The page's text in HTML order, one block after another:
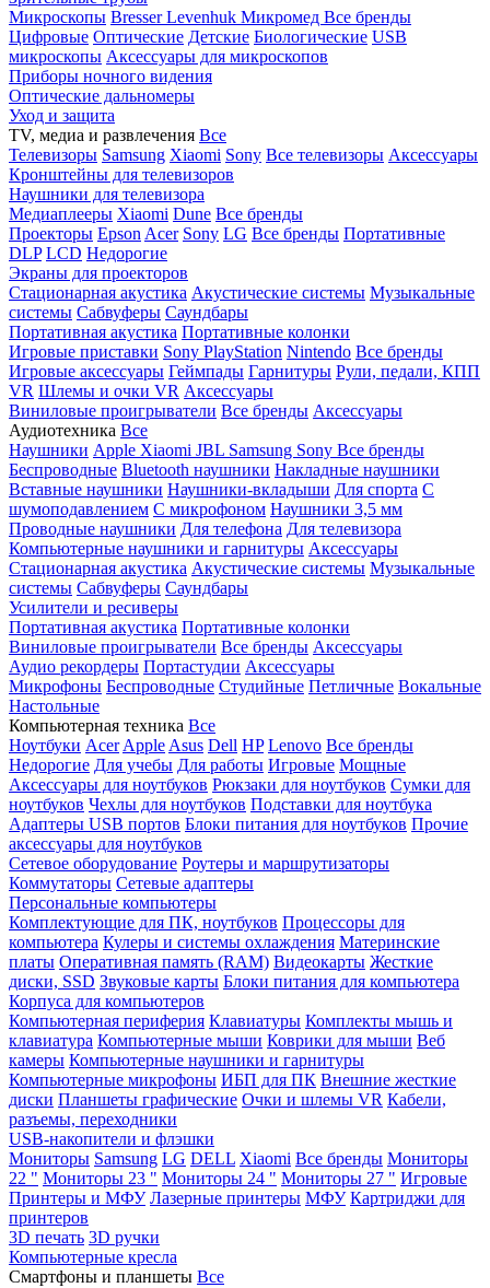
Микроскопы BresserLevenhuk Микромед Все бренды
Цифровые Оптические Детские Биологические USB
микроскопы Аксессуары для микроскопов
Приборы ночного видения
Оптические дальномеры
Уход и защита
TV, медиа и развлечения Все
Телевизоры Samsung Xiaomi Sony Все телевизоры Аксессуары
Кронштейны для телевизоров
Наушники для телевизора
Медиаплееры Xiaomi Dune Все бренды
Проекторы Epson Acer Sony LG Все бренды Портативные
DLP LCD Недорогие
Экраны для проекторов
Стационарная акустика Акустические системы Музыкальные
системы Сабвуферы Саундбары
Портативная акустика Портативные колонки
Игровые приставки Sony PlayStation Nintendo Все бренды
Игровые аксессуары Геймпады Гарнитуры Рули, педали, КПП
VR Шлемы и очки VR Аксессуары
Виниловые проигрыватели Все бренды Аксессуары
Аудиотехника Все
Наушники Apple Xiaomi JBL Samsung Sony Все бренды
Беспроводные Bluetooth наушники Накладные наушники
Вставные наушники Наушники-вкладыши Для спорта С
шумоподавлением С микрофоном Наушники 3,5 мм
Проводные наушники Для телефона Для телевизора
Компьютерные наушники и гарнитуры Аксессуары
Стационарная акустика Акустические системы Музыкальные
системы Сабвуферы Саундбары
Усилители и ресиверы
Портативная акустика Портативные колонки
Виниловые проигрыватели Все бренды Аксессуары
Аудио рекордеры Портастудии Аксессуары
Микрофоны Беспроводные Студийные Петличные Вокальные
Настольные
Компьютерная техника Все
Ноутбуки Acer Apple Asus Dell HP Lenovo Все бренды
Недорогие Для учебы Для работы Игровые Мощные
Аксессуары для ноутбуков Рюкзаки для ноутбуков Сумки для
ноутбуков Чехлы для ноутбуков Подставки для ноутбука
Адаптеры USB портов Блоки питания для ноутбуков Прочие
аксессуары для ноутбуков
Сетевое оборудование Роутеры и маршрутизаторы
Коммутаторы Сетевые адаптеры
Персональные компьютеры
Комплектующие для ПК, ноутбуков Процессоры для
компьютера Кулеры и системы охлаждения Материнские
платы Оперативная память (RAM) Видеокарты Жесткие
диски, SSD Звуковые карты Блоки питания для компьютера
Корпуса для компьютеров
Компьютерная периферия Клавиатуры Комплекты мышь и
клавиатура Компьютерные мыши Коврики для мыши Веб
камеры Компьютерные наушники и гарнитуры
Компьютерные микрофоны ИБП для ПК Внешние жесткие
диски Планшеты графические Очки и шлемы VR Кабели,
разъемы, переходники
USB-накопители и флэшки
Мониторы Samsung LG DELL Xiaomi Все бренды Мониторы
22 " Мониторы 23 " Мониторы 24 " Мониторы 27 " Игровые
Принтеры и МФУ Лазерные принтеры МФУ Картриджи для
принтеров
3D печать 3D ручки
Компьютерные кресла
Смартфоны и планшеты Все